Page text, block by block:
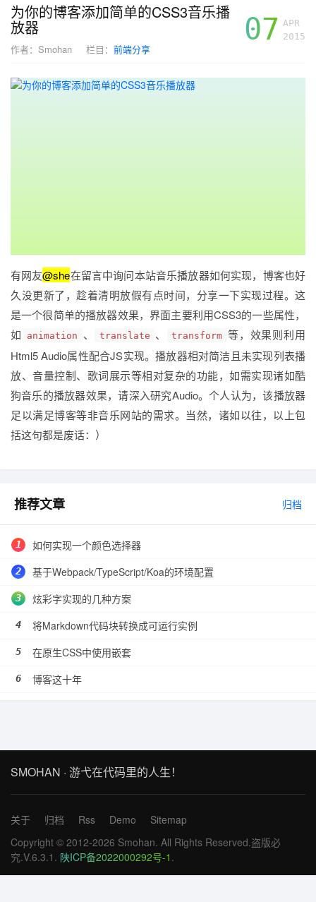
为你的博客添加简单的CSS3音乐播
放器
作者： Smohan 栏目： 前端分享
07 APR
2015
有网友@she在留言中询问本站音乐播放器如何实现，博客也好
久没更新了，趁着清明放假有点时间，分享一下实现过程。这
是一个很简单的播放器效果，界面主要利用CSS3的一些属性，
如
animation 、 translate 、 transform 等，效果则利用
Html5 Audio属性配合JS实现。播放器相对简洁且未实现列表播
放、音量控制、歌词展示等相对复杂的功能，如需实现诸如酷
狗音乐的播放器效果，请深入研究Audio。个人认为，该播放器
足以满足博客等非音乐网站的需求。当然，诸如以往，以上包
括这句都是废话：）
推荐文章 归档
如何实现一个颜色选择器
基于Webpack/TypeScript/Koa的环境配置
炫彩字实现的几种方案
将Markdown代码块转换成可运行实例
在原生CSS中使用嵌套
博客这十年
SMOHAN · 游弋在代码里的人生！
关于 归档 Rss Demo
Sitemap
Copyright © 2012-2026 Smohan. All Rights Reserved.盗版必
究.V.6.3.1. 陕ICP备2022000292号-1 .